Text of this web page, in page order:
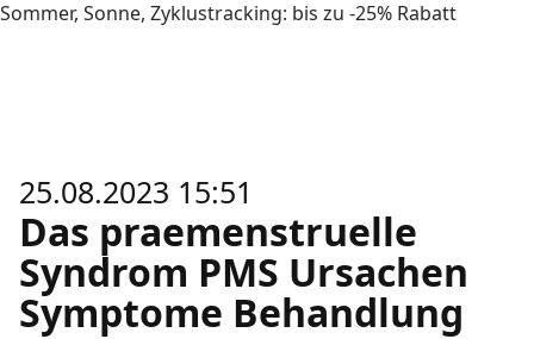
Sommer, Sonne, Zyklustracking: bis zu -25% Rabatt
25.08.2023 15:51
Das praemenstruelle
Syndrom PMS Ursachen
Symptome Behandlung